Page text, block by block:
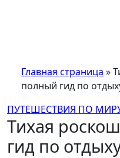
Главная страница »
полный гид по
ПУТЕШЕСТВИЯ ПО
Тихая
гид по